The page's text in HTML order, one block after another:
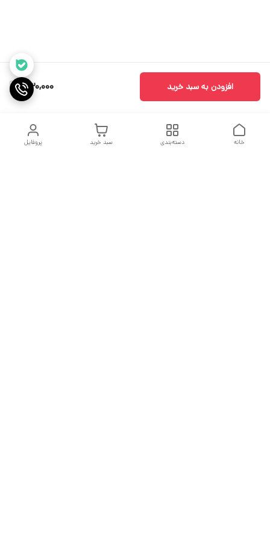
530,000 افزودن به سبد خرید
پروفایل سبد خرید دسته‌بندی خانه